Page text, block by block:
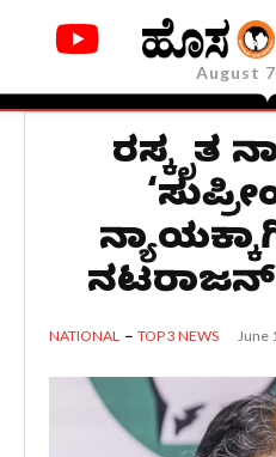
August
ತಿರಸ್ಕೃತ
NATIONAL TOP 3 NEWS June